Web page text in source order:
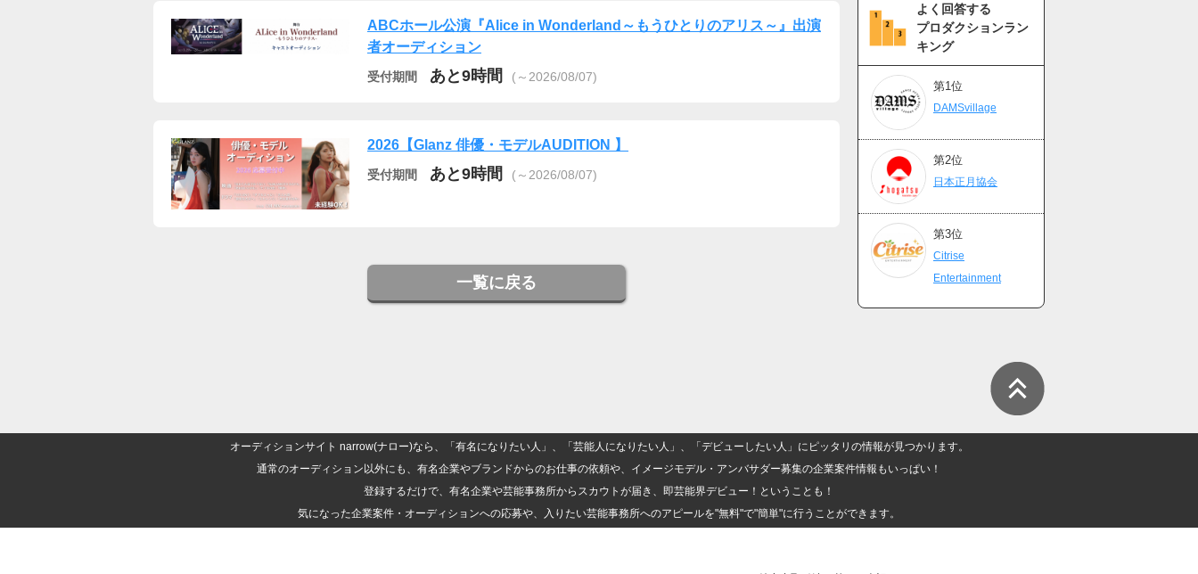
ABCホール公演『Alice in Wonderland～もうひとりのアリス～』出演
者オーディション
受付期間 あと9時間 (～2026/08/07)
2026【Glanz 俳優・モデルAUDITION 】
受付期間 あと9時間 (～2026/08/07)
一覧に戻る
よく回答する
プロダクションラン
キング
第1位
DAMSvillage
第2位
日本正月協会
第3位
Citrise
Entertainment
オーディションサイト narrow(ナロー)なら、「有名になりたい人」、「芸能人になりたい人」、「デビューしたい人」にピッタリの情報が見つかります。
通常のオーディション以外にも、有名企業やブランドからのお仕事の依頼や、イメージモデル・アンバサダー募集の企業案件情報もいっぱい！
登録するだけで、有名企業や芸能事務所からスカウトが届き、即芸能界デビュー！ということも！
気になった企業案件・オーディションへの応募や、入りたい芸能事務所へのアピールを"無料"で"簡単"に行うことができます。